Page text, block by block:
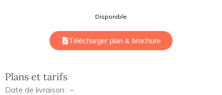
Disponible
Télécharger plan & brochure
Plans et tarifs
Date de livraison : –